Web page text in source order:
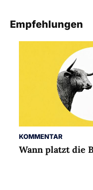
Empfehlungen
KOMMENTAR
Wann platzt die